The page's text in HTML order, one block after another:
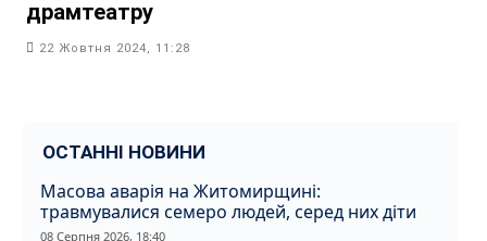
драмтеатру
22 Жовтня 2024, 11:28
ОСТАННІ НОВИНИ
Масова аварія на Житомирщині:
травмувалися семеро людей, серед них діти
08 Серпня 2026, 18:40